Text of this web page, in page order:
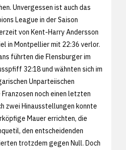
Unvergessen ist auch das
League in der Saison
von Kent-Harry Andersson
in Montpellier mit 22:36 verlor.
führten die Flensburger im
32:18 und wähnten sich im
Unparteiischen
noch einen letzten
zwei Hinausstellungen konnte
Mauer errichten, die
den entscheidenden
trotzdem gegen Null. Doch